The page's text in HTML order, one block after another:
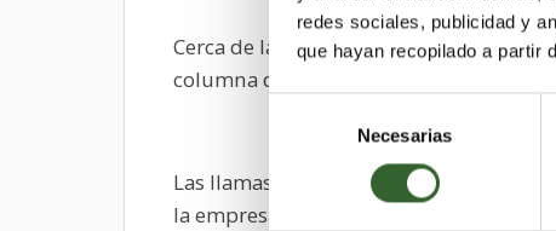
redes sociales, publicidad y
que hayan recopilado a partir
consentimiento
Necesarias
Cerca de las seis de la tarde, una
columna de humo. Acto seguido, los
Las llamas han tardado una hora en
la empresa, donde se encontraban los